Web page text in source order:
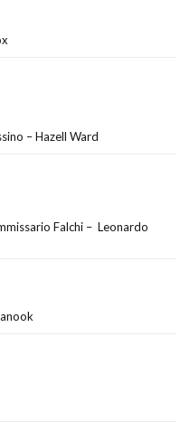
– Hazell Ward
Falchi – Leonardo